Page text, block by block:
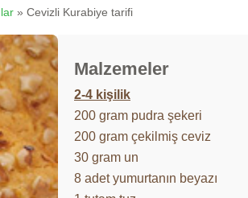
» Cevizli Kurabiye tarifi
Malzemeler
2-4 kişilik
200 gram pudra şekeri
200 gram çekilmiş ceviz
30 gram un
8 adet yumurtanın beyazı